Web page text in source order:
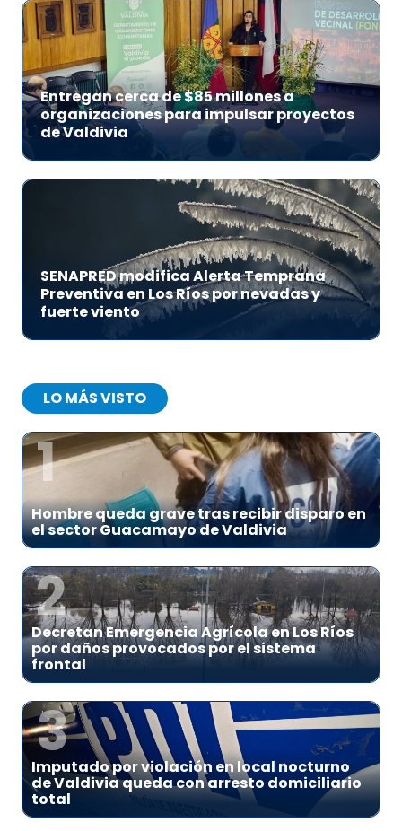
Entregan cerca de $85 millones a
organizaciones para impulsar proyectos
de Valdivia
SENAPRED modifica Alerta Temprana
Preventiva en Los Ríos por nevadas y
fuerte viento
LO MÁS VISTO
1
Hombre queda grave tras recibir disparo en
el sector Guacamayo de Valdivia
2
Decretan Emergencia Agrícola en Los Ríos
por daños provocados por el sistema
frontal
3
Imputado por violación en local nocturno
de Valdivia queda con arresto domiciliario
total